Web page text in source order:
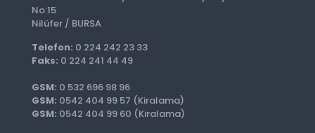
No:15
Nilüfer / BURSA
Telefon: 0 224 242 23 33
Faks: 0 224 241 44 49
GSM: 0 532 696 98 96
GSM: 0542 404 99 57 (Kiralama)
GSM: 0542 404 99 60 (Kiralama)